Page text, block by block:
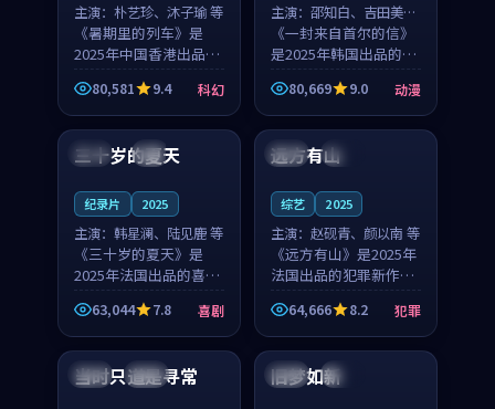
主演： 朴艺珍、沐子瑜 等
《暑期里的列车》是
2025年中国香港出品的
科幻新作，主创团队希
望用城市夜归人的故事
让观众停下来想一想。
朴艺珍领衔，沐子瑜担
任重要角色，郑书延的
80,581 9.4 科幻
主演： 邵知白、吉田美琴
等
《一封来自首尔的信》
是2025年韩国出品的动
漫新作，主创团队希望
用高考往事的故事让观
众停下来想一想。邵知
重要角色，谢承南的
80,669 9.0 动漫
法国 4K
三十岁的夏天
纪录片 2025
主演： 韩星澜、陆见鹿 等
《三十岁的夏天》是
2025年法国出品的喜剧
新作，主创团队希望用
深夜电台的故事让观众
停下来想一想。韩星澜
角色，山田纯一的叙事
63,044 7.8 喜剧
法国 独播
远方有山
综艺 2025
主演： 赵砚青、颜以南 等
《远方有山》是2025年
法国出品的犯罪新作，
主创团队希望用高校追
梦的故事让观众停下来
想一想。赵砚青领衔，
颜以南担任重要角色，
山田纯一的叙事节奏
64,666 8.2 犯罪
泰国 杜比
当时只道是寻常 中国 高分
旧梦如新